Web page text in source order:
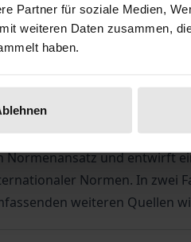
Partner für soziale Medien,
weiteren Daten zusammen,
haben.
Bibliografische Angaben
in der
eine Rolle? Mit
Normenansatz und entwirft
Normen. In zwei
weiteren Quellen